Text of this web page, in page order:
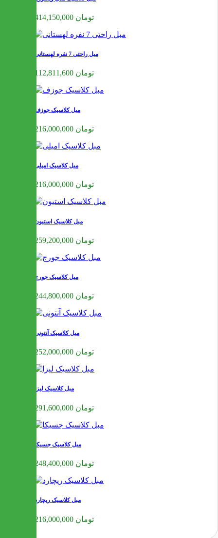
414,150,000 تومان
مبل راحتی 7 نفره لهستانی
112,811,600 تومان
مبل کلاسیک جوزف
216,000,000 تومان
مبل کلاسیک امیلی
216,000,000 تومان
مبل کلاسیک استیون
259,200,000 تومان
مبل کلاسیک جورج
244,800,000 تومان
مبل کلاسیک آنتونی
252,000,000 تومان
مبل کلاسیک لیزا
291,600,000 تومان
مبل کلاسیک جسیکا
248,400,000 تومان
مبل کلاسیک ریچارد
216,000,000 تومان